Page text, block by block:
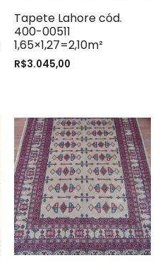
Tapete Lahore cód.
400-00511
1,65×1,27=2,10m²
R$3.045,00